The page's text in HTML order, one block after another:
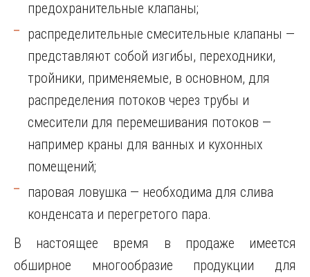
предохранительные клапаны;
распределительные смесительные клапаны —
представляют собой изгибы, переходники,
тройники, применяемые, в основном, для
распределения потоков через трубы и
смесители для перемешивания потоков —
например краны для ванных и кухонных
помещений;
паровая ловушка — необходима для слива
конденсата и перегретого пара.
В настоящее время в продаже имеется
обширное многообразие продукции для